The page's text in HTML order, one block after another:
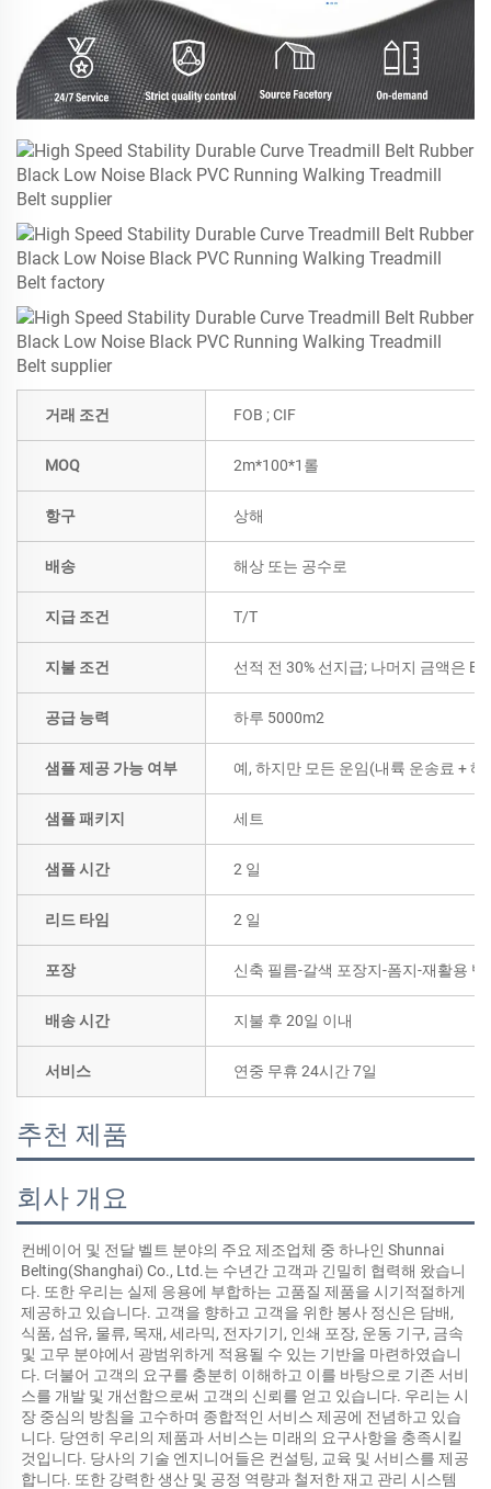
거래 조건 FOB ; CIF
MOQ 2m*100*1롤
항구 상해
배송 해상 또는 공수로
지급 조건 T/T
지불 조건 선적 전 30% 선지급; 나머지 금액은
공급 능력 하루 5000m2
샘플 제공 가능 여부 예, 하지만 모든 운임(내륙 운송료 +
샘플 패키지 세트
샘플 시간 2 일
리드 타임 2 일
포장 신축 필름-갈색 포장지-폼지-재활용 벨
배송 시간 지불 후 20일 이내
서비스 연중 무휴 24시간 7일
추천 제품
회사 개요
컨베이어 및 전달 벨트 분야의 주요 제조업체 중 하나인 Shunnai
Belting(Shanghai) Co., Ltd.는 수년간 고객과 긴밀히 협력해 왔습니
다. 또한 우리는 실제 응용에 부합하는 고품질 제품을 시기적절하게
제공하고 있습니다. 고객을 향하고 고객을 위한 봉사 정신은 담배,
식품, 섬유, 물류, 목재, 세라믹, 전자기기, 인쇄 포장, 운동 기구, 금속
및 고무 분야에서 광범위하게 적용될 수 있는 기반을 마련하였습니
다. 더불어 고객의 요구를 충분히 이해하고 이를 바탕으로 기존 서비
스를 개발 및 개선함으로써 고객의 신뢰를 얻고 있습니다. 우리는 시
장 중심의 방침을 고수하며 종합적인 서비스 제공에 전념하고 있습
니다. 당연히 우리의 제품과 서비스는 미래의 요구사항을 충족시킬
것입니다. 당사의 기술 엔지니어들은 컨설팅, 교육 및 서비스를 제공
합니다. 또한 강력한 생산 및 공정 역량과 철저한 재고 관리 시스템